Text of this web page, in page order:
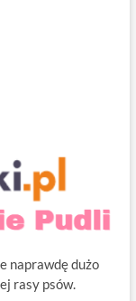
naprawdę dużo
rasy psów.